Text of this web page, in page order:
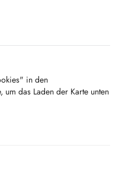
in den
um das Laden der Karte unten